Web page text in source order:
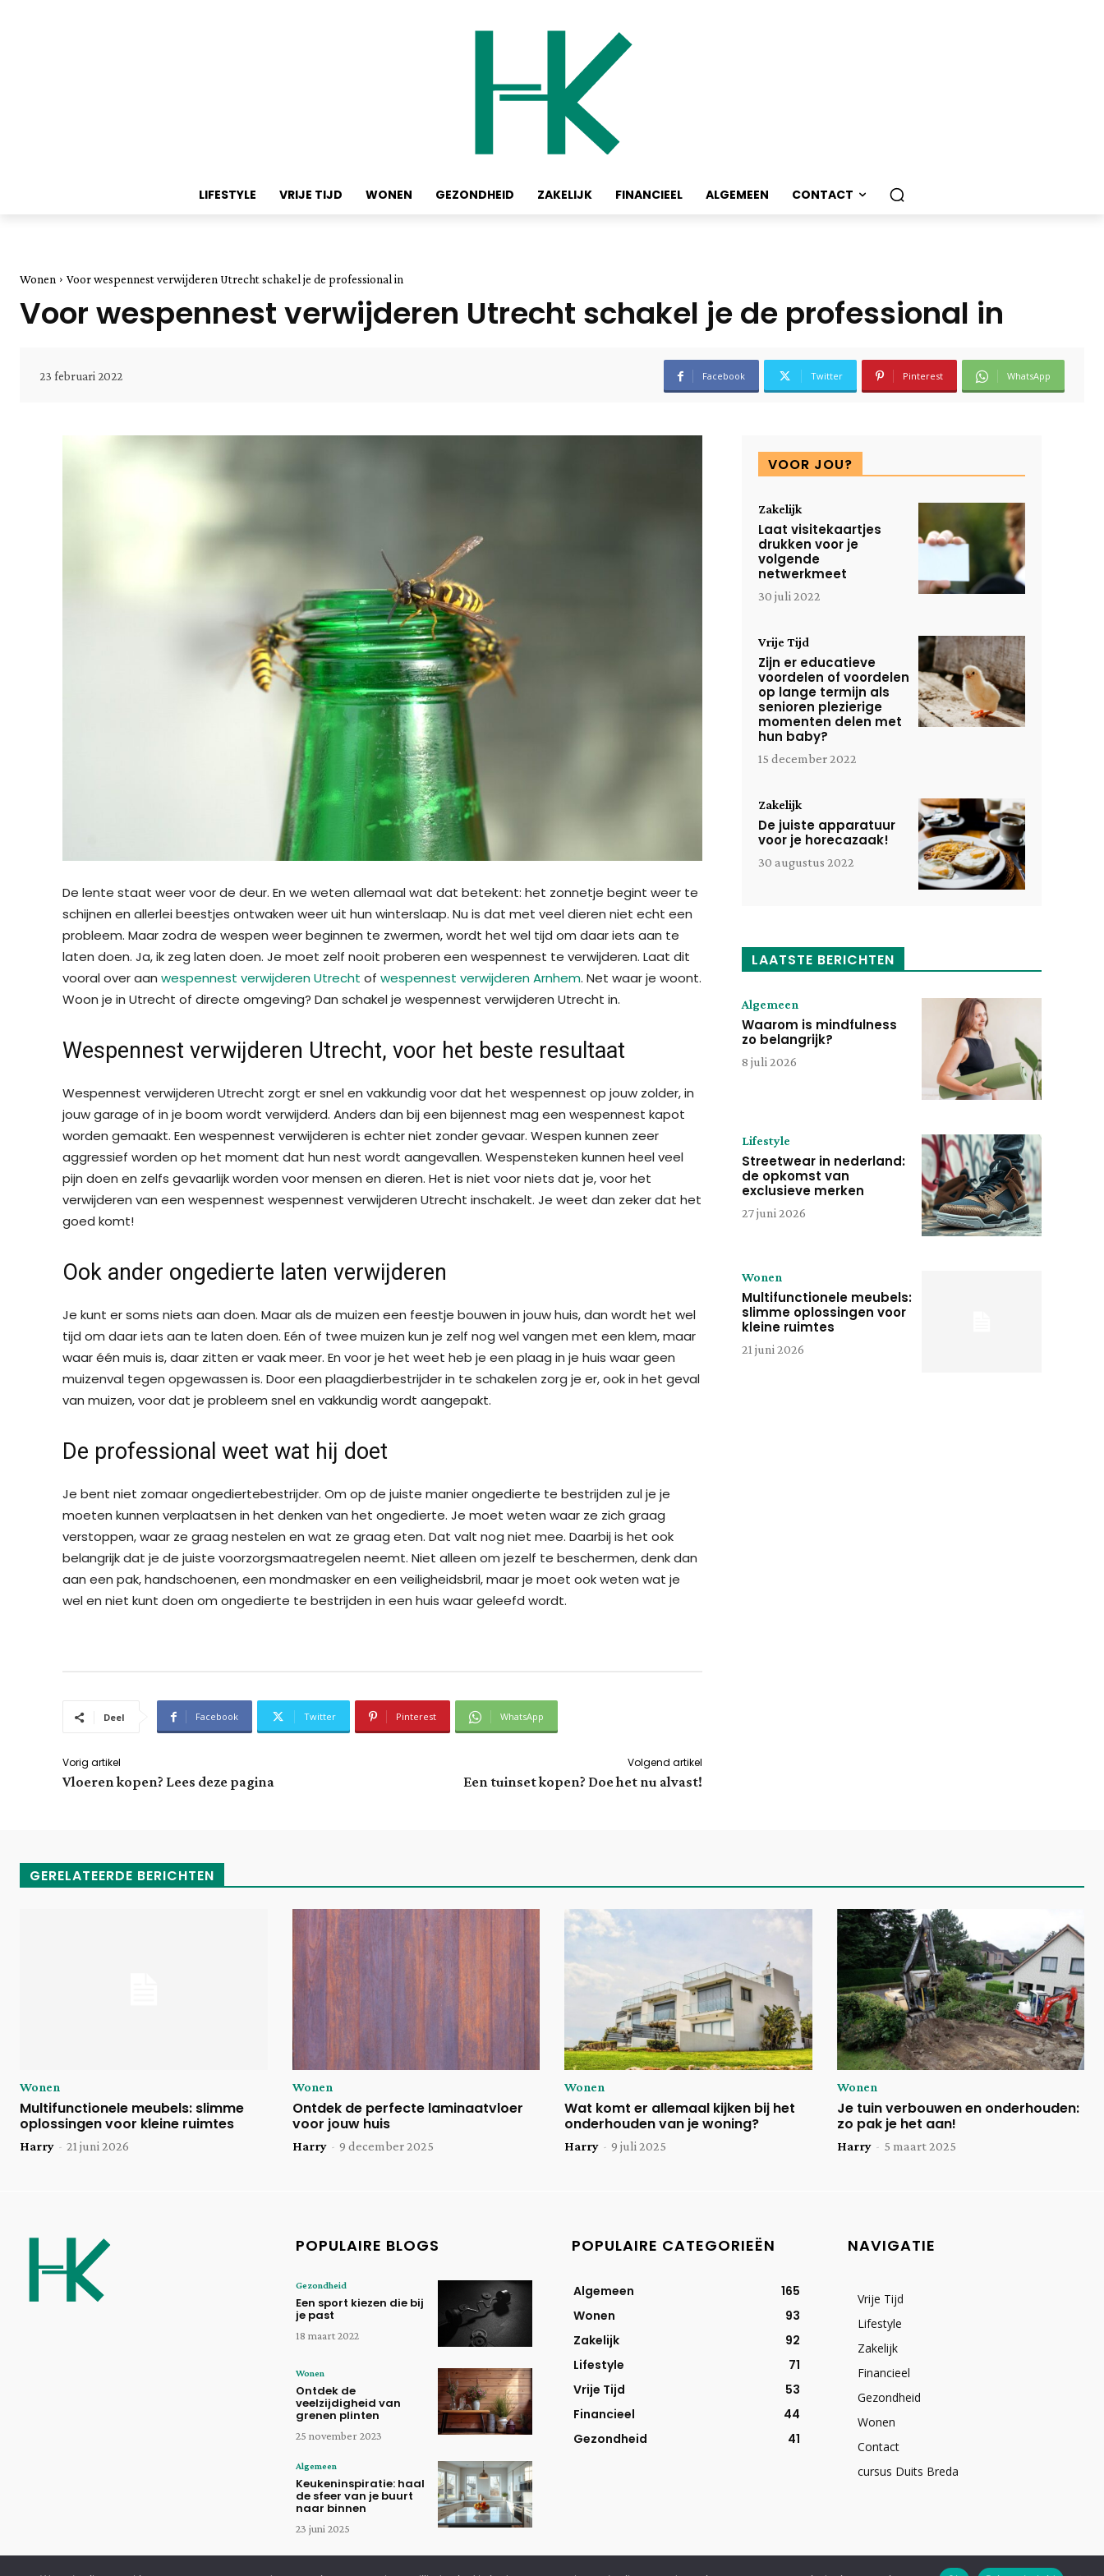
LIFESTYLE VRIJE TIJD WONEN GEZONDHEID ZAKELIJK FINANCIEEL ALGEMEEN CONTACT
Wonen Voor wespennest verwijderen Utrecht schakel je de professional in
Voor wespennest verwijderen Utrecht schakel je de professional in
23 februari 2022 Facebook Twitter Pinterest WhatsApp
De lente staat weer voor de deur. En we weten allemaal wat dat betekent: het zonnetje begint weer te
schijnen en allerlei beestjes ontwaken weer uit hun winterslaap. Nu is dat met veel dieren niet echt een
probleem. Maar zodra de wespen weer beginnen te zwermen, wordt het wel tijd om daar iets aan te
laten doen. Ja, ik zeg laten doen. Je moet zelf nooit proberen een wespennest te verwijderen. Laat dit
vooral over aan wespennest verwijderen Utrecht of wespennest verwijderen Arnhem. Net waar je woont.
Woon je in Utrecht of directe omgeving? Dan schakel je wespennest verwijderen Utrecht in.
Wespennest verwijderen Utrecht, voor het beste resultaat
Wespennest verwijderen Utrecht zorgt er snel en vakkundig voor dat het wespennest op jouw zolder, in
jouw garage of in je boom wordt verwijderd. Anders dan bij een bijennest mag een wespennest kapot
worden gemaakt. Een wespennest verwijderen is echter niet zonder gevaar. Wespen kunnen zeer
aggressief worden op het moment dat hun nest wordt aangevallen. Wespensteken kunnen heel veel
pijn doen en zelfs gevaarlijk worden voor mensen en dieren. Het is niet voor niets dat je, voor het
verwijderen van een wespennest wespennest verwijderen Utrecht inschakelt. Je weet dan zeker dat het
goed komt!
Ook ander ongedierte laten verwijderen
Je kunt er soms niets aan doen. Maar als de muizen een feestje bouwen in jouw huis, dan wordt het wel
tijd om daar iets aan te laten doen. Eén of twee muizen kun je zelf nog wel vangen met een klem, maar
waar één muis is, daar zitten er vaak meer. En voor je het weet heb je een plaag in je huis waar geen
muizenval tegen opgewassen is. Door een plaagdierbestrijder in te schakelen zorg je er, ook in het geval
van muizen, voor dat je probleem snel en vakkundig wordt aangepakt.
De professional weet wat hij doet
Je bent niet zomaar ongediertebestrijder. Om op de juiste manier ongedierte te bestrijden zul je je
moeten kunnen verplaatsen in het denken van het ongedierte. Je moet weten waar ze zich graag
verstoppen, waar ze graag nestelen en wat ze graag eten. Dat valt nog niet mee. Daarbij is het ook
belangrijk dat je de juiste voorzorgsmaatregelen neemt. Niet alleen om jezelf te beschermen, denk dan
aan een pak, handschoenen, een mondmasker en een veiligheidsbril, maar je moet ook weten wat je
wel en niet kunt doen om ongedierte te bestrijden in een huis waar geleefd wordt.
Deel Facebook Twitter Pinterest WhatsApp
Vorig artikel
Vloeren kopen? Lees deze pagina
Volgend artikel
Een tuinset kopen? Doe het nu alvast!
VOOR JOU?
Zakelijk
Laat visitekaartjes
drukken voor je
volgende
netwerkmeet
30 juli 2022
Vrije Tijd
Zijn er educatieve
voordelen of voordelen
op lange termijn als
senioren plezierige
momenten delen met
hun baby?
15 december 2022
Zakelijk
De juiste apparatuur
voor je horecazaak!
30 augustus 2022
LAATSTE BERICHTEN
Algemeen
Waarom is mindfulness
zo belangrijk?
8 juli 2026
Lifestyle
Streetwear in nederland:
de opkomst van
exclusieve merken
27 juni 2026
Wonen
Multifunctionele meubels:
slimme oplossingen voor
kleine ruimtes
21 juni 2026
GERELATEERDE BERICHTEN
Wonen
Multifunctionele meubels: slimme
oplossingen voor kleine ruimtes
Harry - 21 juni 2026
Wonen
Ontdek de perfecte laminaatvloer
voor jouw huis
Harry - 9 december 2025
Wonen
Wat komt er allemaal kijken bij het
onderhouden van je woning?
Harry - 9 juli 2025
Wonen
Je tuin verbouwen en onderhouden:
zo pak je het aan!
Harry - 5 maart 2025
POPULAIRE BLOGS
Gezondheid
Een sport kiezen die bij
je past
18 maart 2022
Wonen
Ontdek de
veelzijdigheid van
grenen plinten
25 november 2023
Algemeen
Keukeninspiratie: haal
de sfeer van je buurt
naar binnen
23 juni 2025
POPULAIRE CATEGORIEËN
Algemeen
165
Wonen
93
Zakelijk
92
Lifestyle
71
Vrije Tijd
53
Financieel
44
Gezondheid
41
NAVIGATIE
Vrije Tijd
Lifestyle
Zakelijk
Financieel
Gezondheid
Wonen
Contact
cursus Duits Breda